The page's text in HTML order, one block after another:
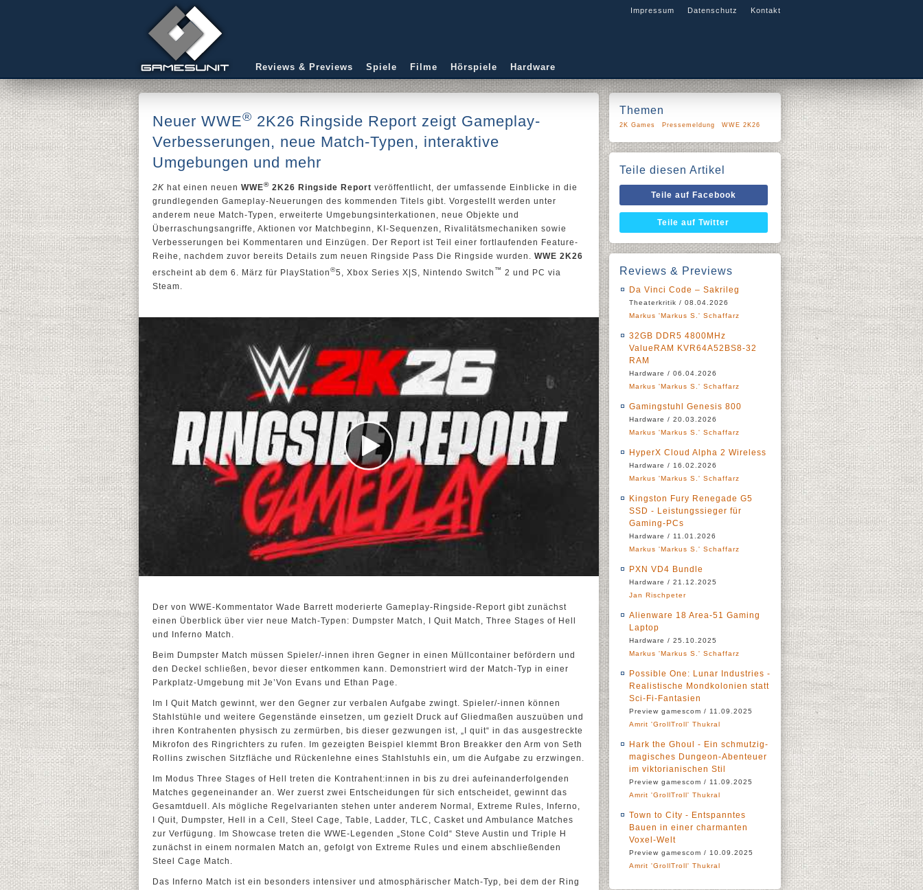
Impressum Datenschutz Kontakt
Reviews & Previews Spiele Filme Hörspiele Hardware
Neuer WWE® 2K26 Ringside Report zeigt Gameplay-
Verbesserungen, neue Match-Typen, interaktive
Umgebungen und mehr
2K hat einen neuen WWE® 2K26 Ringside Report veröffentlicht, der umfassende Einblicke in die
grundlegenden Gameplay-Neuerungen des kommenden Titels gibt. Vorgestellt werden unter
anderem neue Match-Typen, erweiterte Umgebungsinterkationen, neue Objekte und
Überraschungsangriffe, Aktionen vor Matchbeginn, KI-Sequenzen, Rivalitätsmechaniken sowie
Verbesserungen bei Kommentaren und Einzügen. Der Report ist Teil einer fortlaufenden Feature-
Reihe, nachdem zuvor bereits Details zum neuen Ringside Pass Die Ringside wurden. WWE 2K26
erscheint ab dem 6. März für PlayStation®5, Xbox Series X|S, Nintendo Switch ™ 2 und PC via
Steam.
Der von WWE-Kommentator Wade Barrett moderierte Gameplay-Ringside-Report gibt zunächst
einen Überblick über vier neue Match-Typen: Dumpster Match, I Quit Match, Three Stages of Hell
und Inferno Match.
Beim Dumpster Match müssen Spieler/-innen ihren Gegner in einen Müllcontainer befördern und
den Deckel schließen, bevor dieser entkommen kann. Demonstriert wird der Match-Typ in einer
Parkplatz-Umgebung mit Je’Von Evans und Ethan Page.
Im I Quit Match gewinnt, wer den Gegner zur verbalen Aufgabe zwingt. Spieler/-innen können
Stahlstühle und weitere Gegenstände einsetzen, um gezielt Druck auf Gliedmaßen auszuüben und
ihren Kontrahenten physisch zu zermürben, bis dieser gezwungen ist, „I quit“ in das ausgestreckte
Mikrofon des Ringrichters zu rufen. Im gezeigten Beispiel klemmt Bron Breakker den Arm von Seth
Rollins zwischen Sitzfläche und Rückenlehne eines Stahlstuhls ein, um die Aufgabe zu erzwingen.
Im Modus Three Stages of Hell treten die Kontrahent:innen in bis zu drei aufeinanderfolgenden
Matches gegeneinander an. Wer zuerst zwei Entscheidungen für sich entscheidet, gewinnt das
Gesamtduell. Als mögliche Regelvarianten stehen unter anderem Normal, Extreme Rules, Inferno,
I Quit, Dumpster, Hell in a Cell, Steel Cage, Table, Ladder, TLC, Casket und Ambulance Matches
zur Verfügung. Im Showcase treten die WWE-Legenden „Stone Cold“ Steve Austin und Triple H
zunächst in einem normalen Match an, gefolgt von Extreme Rules und einem abschließenden
Steel Cage Match.
Das Inferno Match ist ein besonders intensiver und atmosphärischer Match-Typ, bei dem der Ring
Themen
2K Games Pressemeldung WWE 2K26
Teile diesen Artikel
Teile auf Facebook
Teile auf Twitter
Reviews & Previews
Da Vinci Code – Sakrileg
Theaterkritik / 08.04.2026
Markus 'Markus S.' Schaffarz
32GB DDR5 4800MHz
ValueRAM KVR64A52BS8-32
RAM
Hardware / 06.04.2026
Markus 'Markus S.' Schaffarz
Gamingstuhl Genesis 800
Hardware / 20.03.2026
Markus 'Markus S.' Schaffarz
HyperX Cloud Alpha 2 Wireless
Hardware / 16.02.2026
Markus 'Markus S.' Schaffarz
Kingston Fury Renegade G5
SSD - Leistungssieger für
Gaming-PCs
Hardware / 11.01.2026
Markus 'Markus S.' Schaffarz
PXN VD4 Bundle
Hardware / 21.12.2025
Jan Rischpeter
Alienware 18 Area-51 Gaming
Laptop
Hardware / 25.10.2025
Markus 'Markus S.' Schaffarz
Possible One: Lunar Industries -
Realistische Mondkolonien statt
Sci-Fi-Fantasien
Preview gamescom / 11.09.2025
Amrit 'GrollTroll' Thukral
Hark the Ghoul - Ein schmutzig-
magisches Dungeon-Abenteuer
im viktorianischen Stil
Preview gamescom / 11.09.2025
Amrit 'GrollTroll' Thukral
Town to City - Entspanntes
Bauen in einer charmanten
Voxel-Welt
Preview gamescom / 10.09.2025
Amrit 'GrollTroll' Thukral